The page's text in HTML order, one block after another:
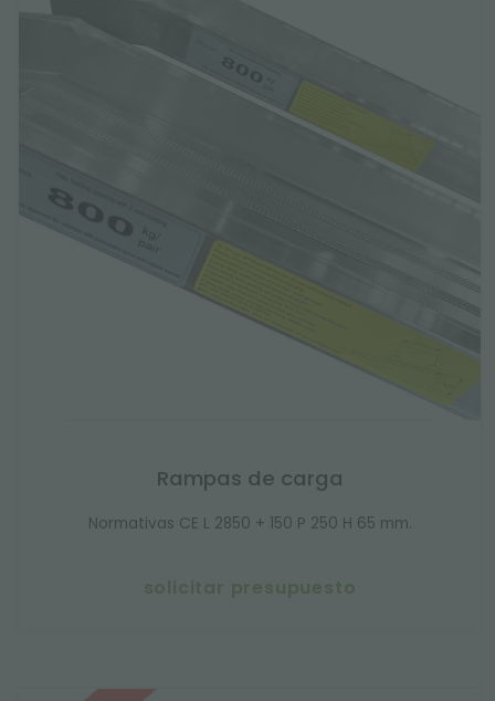
Rampas de carga
Normativas CE L 2850 + 150 P 250 H 65 mm.
solicitar presupuesto